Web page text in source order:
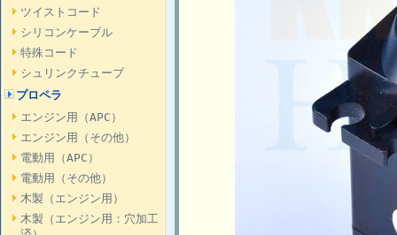
ツイストコード
シリコンケーブル
特殊コード
シュリンクチューブ
プロペラ
エンジン用（APC）
エンジン用（その他）
電動用（APC）
電動用（その他）
木製（エンジン用）
木製（エンジン用：穴加工